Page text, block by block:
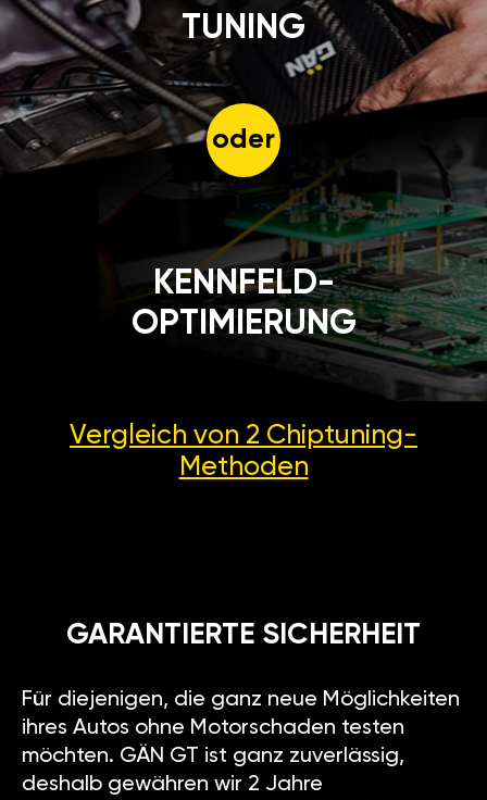
TUNING
oder
KENNFELD-
OPTIMIERUNG
Vergleich von 2 Chiptuning-
Methoden
GARANTIERTE SICHERHEIT
Für diejenigen, die ganz neue Möglichkeiten
ihres Autos ohne Motorschaden testen
möchten. GÄN GT ist ganz zuverlässig,
deshalb gewähren wir 2 Jahre